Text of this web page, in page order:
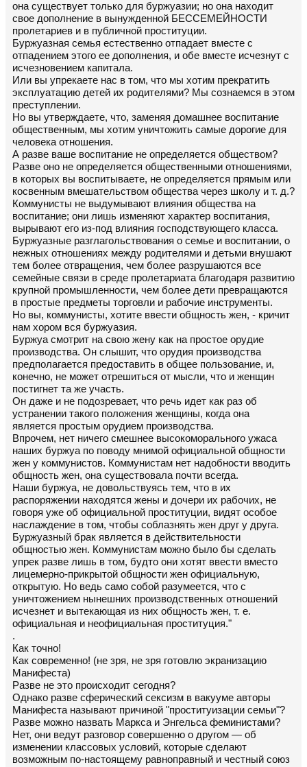
она существует только для буржуазии; но она находит
свое дополнение в вынужденной БЕССЕМЕЙНОСТИ
пролетариев и в публичной проституции.
Буржуазная семья естественно отпадает вместе с
отпадением этого ее дополнения, и обе вместе исчезнут с
исчезновением капитала.
Или вы упрекаете нас в том, что мы хотим прекратить
эксплуатацию детей их родителями? Мы сознаемся в этом
преступлении.
Но вы утверждаете, что, заменяя домашнее воспитание
общественным, мы хотим уничтожить самые дорогие для
человека отношения.
А разве ваше воспитание не определяется обществом?
Разве оно не определяется общественными отношениями,
в которых вы воспитываете, не определяется прямым или
косвенным вмешательством общества через школу и т. д.?
Коммунисты не выдумывают влияния общества на
воспитание; они лишь изменяют характер воспитания,
вырывают его из-под влияния господствующего класса.
Буржуазные разглагольствования о семье и воспитании, о
нежных отношениях между родителями и детьми внушают
тем более отвращения, чем более разрушаются все
семейные связи в среде пролетариата благодаря развитию
крупной промышленности, чем более дети превращаются
в простые предметы торговли и рабочие инструменты.
Но вы, коммунисты, хотите ввести общность жен, - кричит
нам хором вся буржуазия.
Буржуа смотрит на свою жену как на простое орудие
производства. Он слышит, что орудия производства
предполагается предоставить в общее пользование, и,
конечно, не может отрешиться от мысли, что и женщин
постигнет та же участь.
Он даже и не подозревает, что речь идет как раз об
устранении такого положения женщины, когда она
является простым орудием производства.
Впрочем, нет ничего смешнее высокоморального ужаса
наших буржуа по поводу мнимой официальной общности
жен у коммунистов. Коммунистам нет надобности вводить
общность жен, она существовала почти всегда.
Наши буржуа, не довольствуясь тем, что в их
распоряжении находятся жены и дочери их рабочих, не
говоря уже об официальной проституции, видят особое
наслаждение в том, чтобы соблазнять жен друг у друга.
Буржуазный брак является в действительности
общностью жен. Коммунистам можно было бы сделать
упрек разве лишь в том, будто они хотят ввести вместо
лицемерно-прикрытой общности жен официальную,
открытую. Но ведь само собой разумеется, что с
уничтожением нынешних производственных отношений
исчезнет и вытекающая из них общность жен, т. е.
официальная и неофициальная проституция."
.
Как точно!
Как современно! (не зря, не зря готовлю экранизацию
Манифеста)
Разве не это происходит сегодня?
Однако разве сферический сексизм в вакууме авторы
Манифеста называют причиной "проституизации семьи"?
Разве можно назвать Маркса и Энгельса феминистами?
Нет, они ведут разговор совершенно о другом — об
изменении классовых условий, которые сделают
возможным по-настоящему равноправный и честный союз